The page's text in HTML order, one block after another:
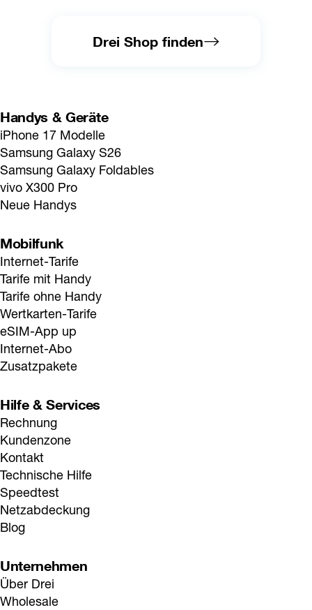
Drei Shop finden
Handys & Geräte
iPhone 17 Modelle
Samsung Galaxy S26
Samsung Galaxy Foldables
vivo X300 Pro
Neue Handys
Mobilfunk
Internet-Tarife
Tarife mit Handy
Tarife ohne Handy
Wertkarten-Tarife
eSIM-App up
Internet-Abo
Zusatzpakete
Hilfe & Services
Rechnung
Kundenzone
Kontakt
Technische Hilfe
Speedtest
Netzabdeckung
Blog
Unternehmen
Über Drei
Wholesale